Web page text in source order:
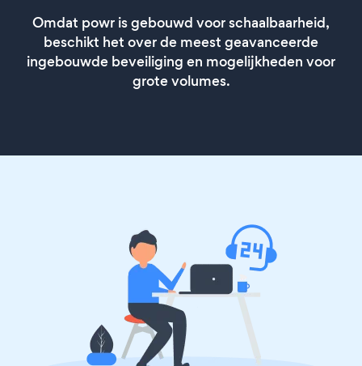
Omdat powr is gebouwd voor schaalbaarheid,
beschikt het over de meest geavanceerde
ingebouwde beveiliging en mogelijkheden voor
grote volumes.